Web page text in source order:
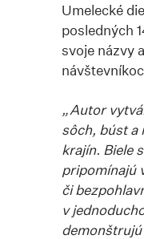
Umelecké
posledných
svoje názvy
„Autor
sôch, búst a
krajín. Biele
pripomínajú
či
v